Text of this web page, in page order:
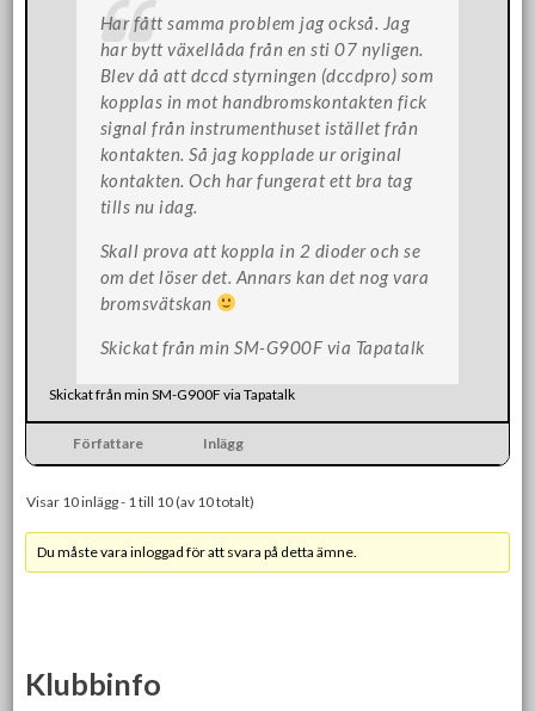
Har fått samma problem jag också. Jag
har bytt växellåda från en sti 07 nyligen.
Blev då att dccd styrningen (dccdpro) som
kopplas in mot handbromskontakten fick
signal från instrumenthuset istället från
kontakten. Så jag kopplade ur original
kontakten. Och har fungerat ett bra tag
tills nu idag.
Skall prova att koppla in 2 dioder och se
om det löser det. Annars kan det nog vara
bromsvätskan
Skickat från min SM-G900F via Tapatalk
Skickat från min SM-G900F via Tapatalk
Författare Inlägg
Visar 10 inlägg - 1 till 10 (av 10 totalt)
Du måste vara inloggad för att svara på detta ämne.
Klubbinfo